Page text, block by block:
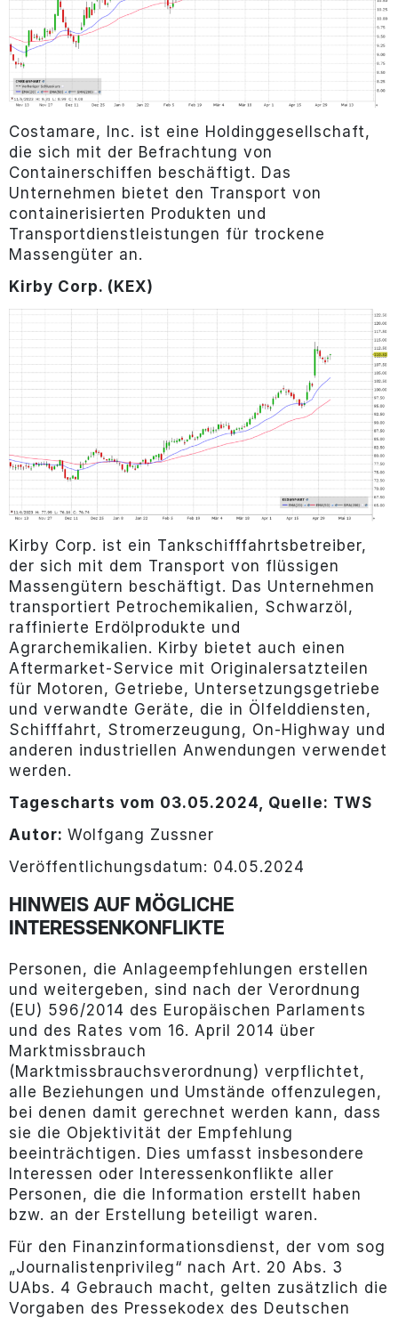
Costamare, Inc. ist eine Holdinggesellschaft,
die sich mit der Befrachtung von
Containerschiffen beschäftigt. Das
Unternehmen bietet den Transport von
containerisierten Produkten und
Transportdienstleistungen für trockene
Massengüter an.
Kirby Corp. (KEX)
Kirby Corp. ist ein Tankschifffahrtsbetreiber,
der sich mit dem Transport von flüssigen
Massengütern beschäftigt. Das Unternehmen
transportiert Petrochemikalien, Schwarzöl,
raffinierte Erdölprodukte und
Agrarchemikalien. Kirby bietet auch einen
Aftermarket-Service mit Originalersatzteilen
für Motoren, Getriebe, Untersetzungsgetriebe
und verwandte Geräte, die in Ölfelddiensten,
Schifffahrt, Stromerzeugung, On-Highway und
anderen industriellen Anwendungen verwendet
werden.
Tagescharts vom 03.05.2024, Quelle: TWS
Autor: Wolfgang Zussner
Veröffentlichungsdatum: 04.05.2024
HINWEIS AUF MÖGLICHE
INTERESSENKONFLIKTE
Personen, die Anlageempfehlungen erstellen
und weitergeben, sind nach der Verordnung
(EU) 596/2014 des Europäischen Parlaments
und des Rates vom 16. April 2014 über
Marktmissbrauch
(Marktmissbrauchsverordnung) verpflichtet,
alle Beziehungen und Umstände offenzulegen,
bei denen damit gerechnet werden kann, dass
sie die Objektivität der Empfehlung
beeinträchtigen. Dies umfasst insbesondere
Interessen oder Interessenkonflikte aller
Personen, die die Information erstellt haben
bzw. an der Erstellung beteiligt waren.
Für den Finanzinformationsdienst, der vom sog
„Journalistenprivileg“ nach Art. 20 Abs. 3
UAbs. 4 Gebrauch macht, gelten zusätzlich die
Vorgaben des Pressekodex des Deutschen